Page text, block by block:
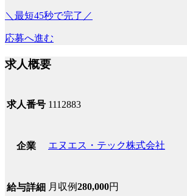
＼最短45秒で完了／
応募へ進む
求人概要
求人番号 1112883
企業 エヌエス・テック株式会社
給与詳細 月収例280,000円